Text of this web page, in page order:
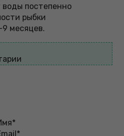
воды постепенно
рыбки
месяцев.